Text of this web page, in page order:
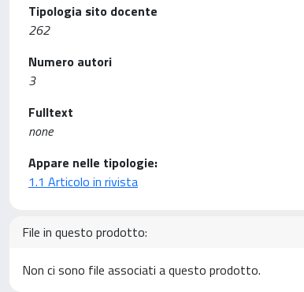
Tipologia sito docente
262
Numero autori
3
Fulltext
none
Appare nelle tipologie:
1.1 Articolo in rivista
File in questo prodotto:
Non ci sono file associati a questo prodotto.